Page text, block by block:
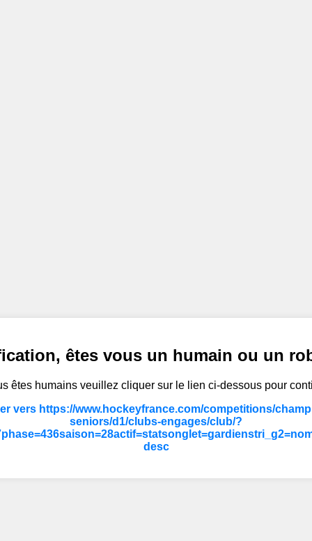
êtes vous un humain ou un
êtes humains veuillez cliquer sur le lien ci-dessous pour
vers https://www.hockeyfrance.com/competitions/
seniors/d1/clubs-engages/club/?
desc